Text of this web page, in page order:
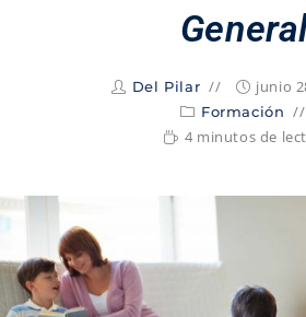
Del Pilar junio
Formación
4 minutos de